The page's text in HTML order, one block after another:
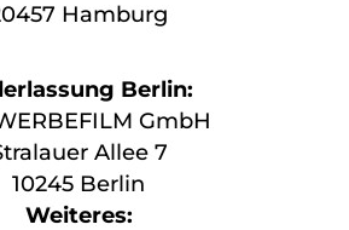
Hamburg
Berlin:
GmbH
Allee 7
10245 Berlin
Weiteres: